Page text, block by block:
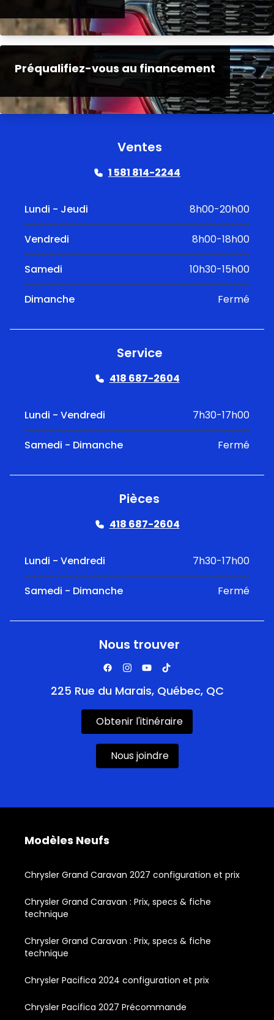
Préqualifiez-vous au financement
Ventes
1 581 814-2244
Lundi - Jeudi 8h00-20h00
Vendredi 8h00-18h00
Samedi 10h30-15h00
Dimanche Fermé
Service
418 687-2604
Lundi - Vendredi 7h30-17h00
Samedi - Dimanche Fermé
Pièces
418 687-2604
Lundi - Vendredi 7h30-17h00
Samedi - Dimanche Fermé
Nous trouver
225 Rue du Marais, Québec, QC
Obtenir l'itinéraire
Nous joindre
Modèles Neufs
Chrysler Grand Caravan 2027 configuration et prix
Chrysler Grand Caravan : Prix, specs & fiche
technique
Chrysler Grand Caravan : Prix, specs & fiche
technique
Chrysler Pacifica 2024 configuration et prix
Chrysler Pacifica 2027 Précommande